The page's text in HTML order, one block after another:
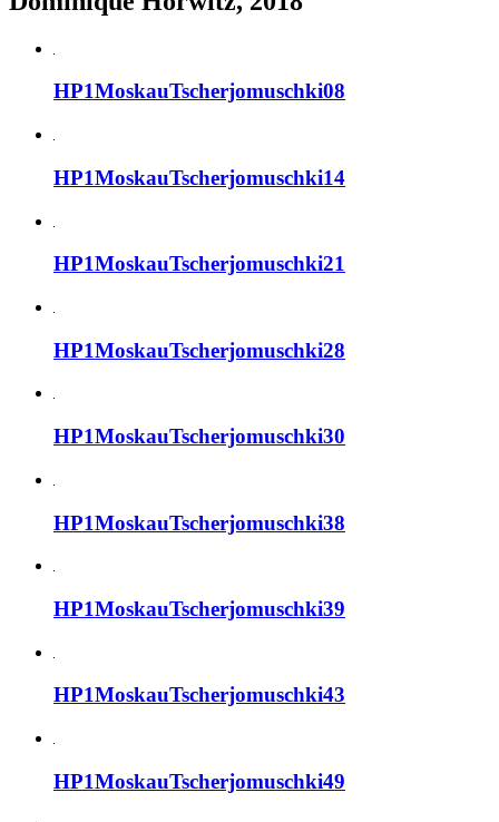
HP1MoskauTscherjomuschki08
HP1MoskauTscherjomuschki14
HP1MoskauTscherjomuschki21
HP1MoskauTscherjomuschki28
HP1MoskauTscherjomuschki30
HP1MoskauTscherjomuschki38
HP1MoskauTscherjomuschki39
HP1MoskauTscherjomuschki43
HP1MoskauTscherjomuschki49